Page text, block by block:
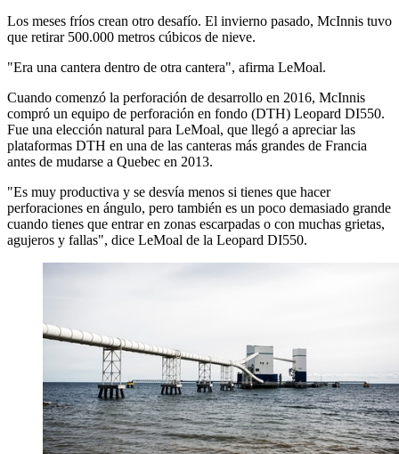
Los meses fríos crean otro desafío. El invierno pasado, McInnis tuvo
que retirar 500.000 metros cúbicos de nieve.
"Era una cantera dentro de otra cantera", afirma LeMoal.
Cuando comenzó la perforación de desarrollo en 2016, McInnis
compró un equipo de perforación en fondo (DTH) Leopard DI550.
Fue una elección natural para LeMoal, que llegó a apreciar las
plataformas DTH en una de las canteras más grandes de Francia
antes de mudarse a Quebec en 2013.
"Es muy productiva y se desvía menos si tienes que hacer
perforaciones en ángulo, pero también es un poco demasiado grande
cuando tienes que entrar en zonas escarpadas o con muchas grietas,
agujeros y fallas", dice LeMoal de la Leopard DI550.